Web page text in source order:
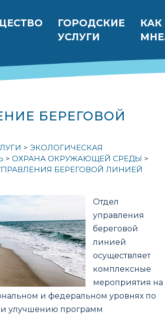
ГОРОДСКИЕ
УСЛУГИ
КАК
БЕРЕГОВОЙ
ЭКОЛОГИЧЕСКАЯ
ОХРАНА ОКРУЖАЮЩЕЙ СРЕДЫ
БЕРЕГОВОЙ ЛИНИЕЙ
Отдел
управления
береговой
линией
осуществляет
комплексные
мероприятия на
и федеральном уровнях по
улучшению программ